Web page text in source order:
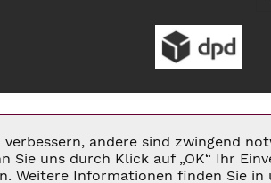
andere sind zwingend
uns durch Klick auf „OK“ Ihr
Weitere Informationen finden Sie in